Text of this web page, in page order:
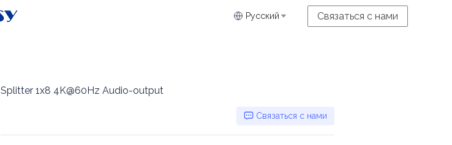
Русский Связаться с нами
Splitter 1x8 4K@60Hz Audio-output
Связаться с нами